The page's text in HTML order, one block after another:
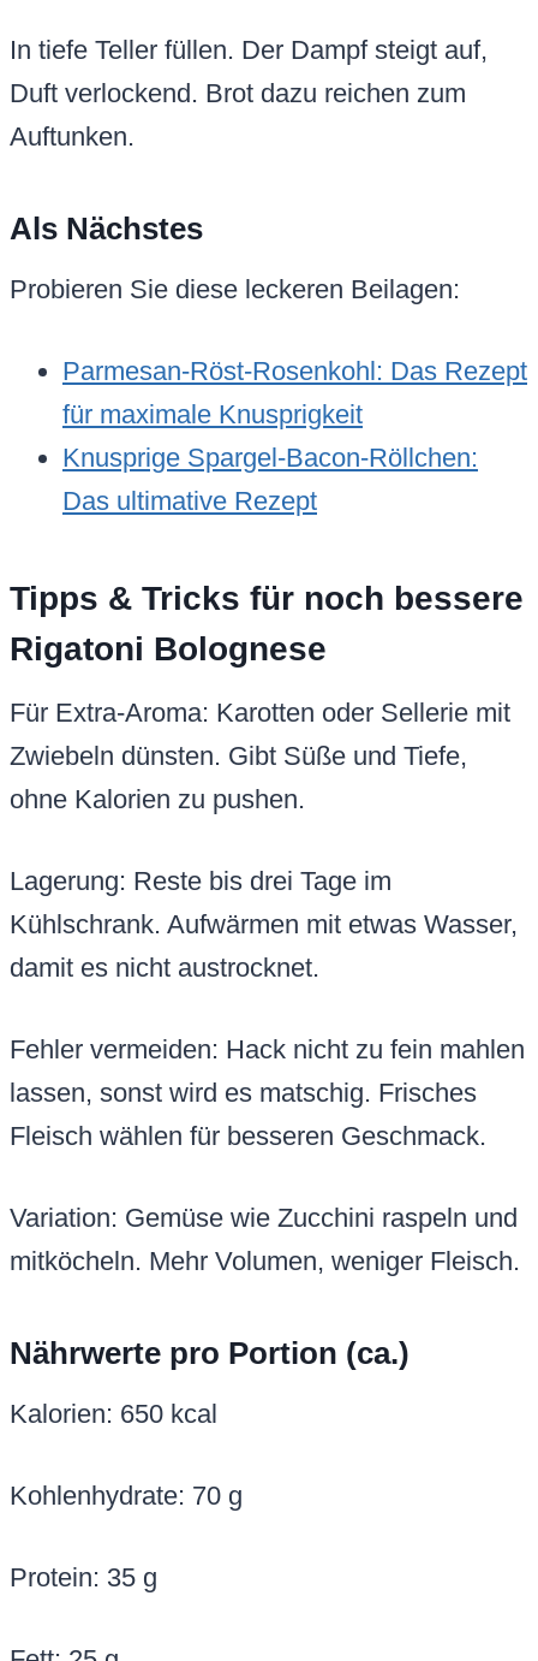
In tiefe Teller füllen. Der Dampf steigt auf,
Duft verlockend. Brot dazu reichen zum
Auftunken.
Als Nächstes
Probieren Sie diese leckeren Beilagen:
Parmesan-Röst-Rosenkohl: Das Rezept
für maximale Knusprigkeit
Knusprige Spargel-Bacon-Röllchen:
Das ultimative Rezept
Tipps & Tricks für noch bessere
Rigatoni Bolognese
Für Extra-Aroma: Karotten oder Sellerie mit
Zwiebeln dünsten. Gibt Süße und Tiefe,
ohne Kalorien zu pushen.
Lagerung: Reste bis drei Tage im
Kühlschrank. Aufwärmen mit etwas Wasser,
damit es nicht austrocknet.
Fehler vermeiden: Hack nicht zu fein mahlen
lassen, sonst wird es matschig. Frisches
Fleisch wählen für besseren Geschmack.
Variation: Gemüse wie Zucchini raspeln und
mitköcheln. Mehr Volumen, weniger Fleisch.
Nährwerte pro Portion (ca.)
Kalorien: 650 kcal
Kohlenhydrate: 70 g
Protein: 35 g